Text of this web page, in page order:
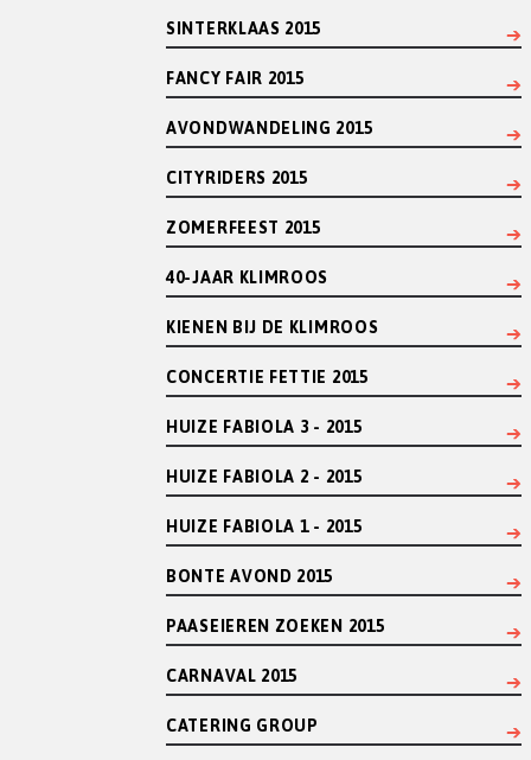
SINTERKLAAS 2015
FANCY FAIR 2015
AVONDWANDELING 2015
CITYRIDERS 2015
ZOMERFEEST 2015
40-JAAR KLIMROOS
KIENEN BIJ DE KLIMROOS
CONCERTIE FETTIE 2015
HUIZE FABIOLA 3 - 2015
HUIZE FABIOLA 2 - 2015
HUIZE FABIOLA 1 - 2015
BONTE AVOND 2015
PAASEIEREN ZOEKEN 2015
CARNAVAL 2015
CATERING GROUP